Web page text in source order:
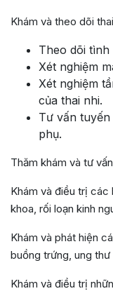
Khám và theo dõi
Theo dõi
Xét nghiệm
Xét nghiệm
của thai nhi.
Tư vấn
phụ.
Thăm khám và tư
Khám và điều trị các
khoa, rối loạn kinh
Khám và phát hiện
buồng trứng, ung
Khám và điều trị